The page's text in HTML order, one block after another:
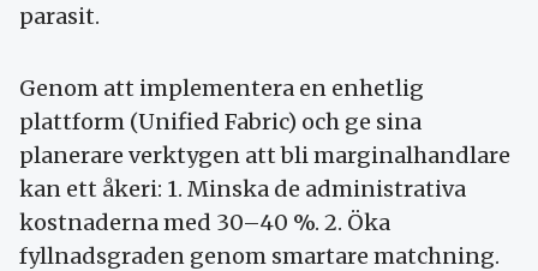
parasit.
Genom att implementera en enhetlig
plattform (Unified Fabric) och ge sina
planerare verktygen att bli marginalhandlare
kan ett åkeri: 1. Minska de administrativa
kostnaderna med 30–40 %. 2. Öka
fyllnadsgraden genom smartare matchning.